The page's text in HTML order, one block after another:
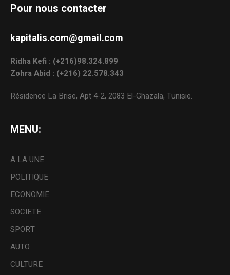
Pour nous contacter
kapitalis.com@gmail.com
Ridha Kefi : (+216)98.324.899
Zohra Abid : (+216) 22.578.343
Résidence La Brise, Apt 4-2, 2083 El-Ghazala, Tunisie.
MENU:
A LA UNE
POLITIQUE
ECONOMIE
SOCIETE
SPORT
AUTO
CULTURE